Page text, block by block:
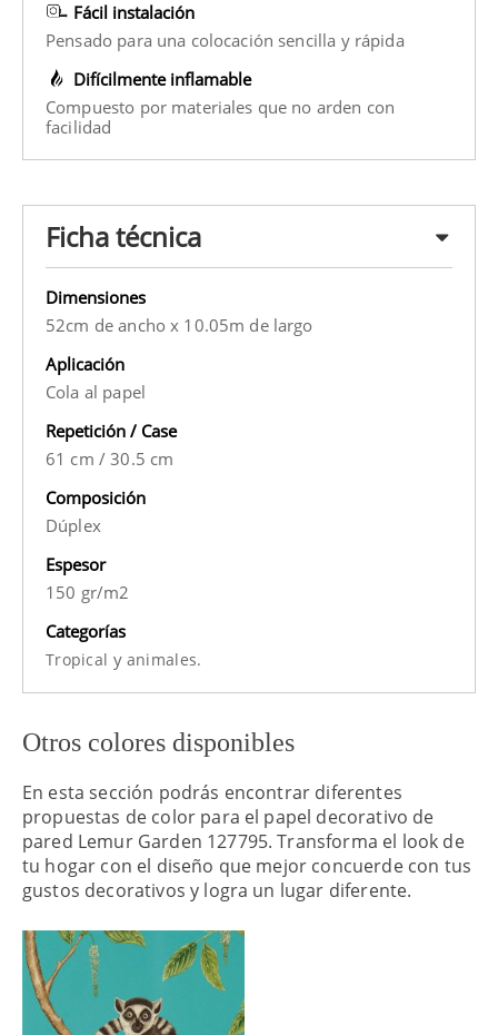
Fácil instalación
Pensado para una colocación sencilla y rápida
Difícilmente inflamable
Compuesto por materiales que no arden con
facilidad
Ficha técnica
Dimensiones
52cm de ancho x 10.05m de largo
Aplicación
Cola al papel
Repetición / Case
61 cm /30.5 cm
Composición
Dúplex
Espesor
150 gr/m2
Categorías
Tropical y animales.
Otros colores disponibles
En esta sección podrás encontrar diferentes
propuestas de color para el papel decorativo de
pared Lemur Garden 127795. Transforma el look de
tu hogar con el diseño que mejor concuerde con tus
gustos decorativos y logra un lugar diferente.